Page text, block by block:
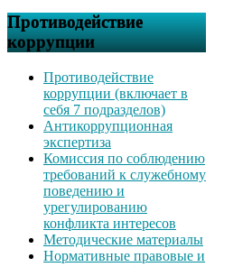
Противодействие
коррупции
Противодействие
коррупции (включает в
себя 7 подразделов)
Антикоррупционная
экспертиза
Комиссия по соблюдению
требований к служебному
поведению и
урегулированию
конфликта интересов
Методические материалы
Нормативные правовые и